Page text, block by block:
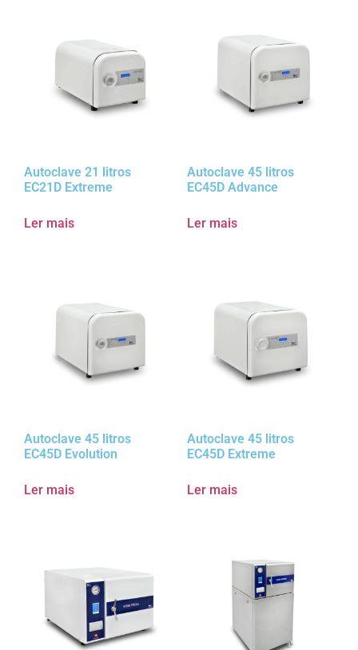
Autoclave 21 litros
EC21D Extreme
Ler mais
Autoclave 45 litros
EC45D Advance
Ler mais
Autoclave 45 litros
EC45D Evolution
Ler mais
Autoclave 45 litros
EC45D Extreme
Ler mais